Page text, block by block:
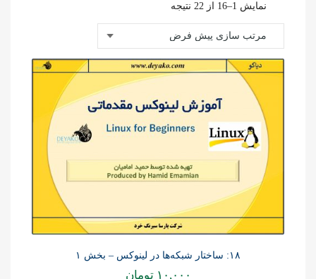
نمایش 1–16 از 22 نتیجه
۱۸: ساختار شبکه‌ها در لینوکس – بخش ۱
۱۰,۰۰۰ تومان